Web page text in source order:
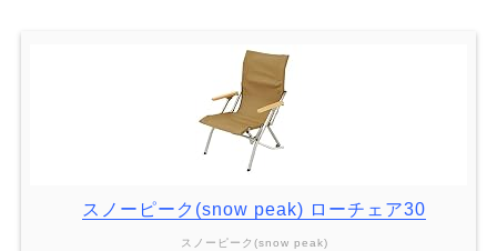
スノーピーク(snow peak) ローチェア30
スノーピーク(snow peak)